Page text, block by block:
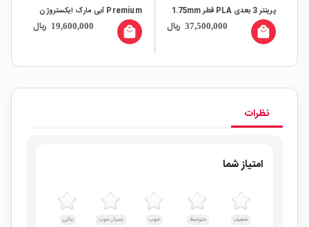
پرینتر 3 بعدی PLA قطر 1.75mm
37,500,000 ریال local_mall
Premium آبی مارک ایکستروژن
19,600,000 ریال local_mall
نظرات
امتیاز شما
ضعیف متوسط خوب بسیار خوب عالی